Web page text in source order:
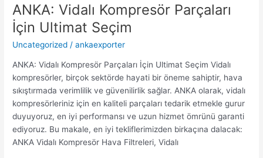
ANKA: Vidalı Kompresör Parçaları
İçin Ultimat Seçim
Uncategorized /ankaexporter
ANKA: Vidalı Kompresör Parçaları İçin Ultimat Seçim Vidalı
kompresörler, birçok sektörde hayati bir öneme sahiptir, hava
sıkıştırmada verimlilik ve güvenilirlik sağlar. ANKA olarak, vidalı
kompresörleriniz için en kaliteli parçaları tedarik etmekle gurur
duyuyoruz, en iyi performansı ve uzun hizmet ömrünü garanti
ediyoruz. Bu makale, en iyi tekliflerimizden birkaçına dalacak:
ANKA Vidalı Kompresör Hava Filtreleri, Vidalı